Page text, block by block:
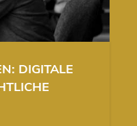
DIGITALE